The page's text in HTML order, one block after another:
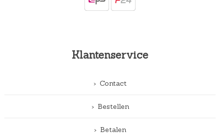
Klantenservice
Contact
Bestellen
Betalen